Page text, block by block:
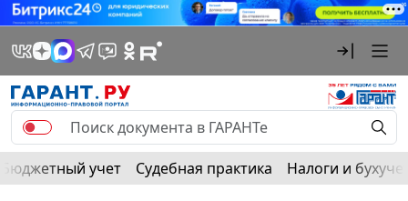
Бюджетный учет Судебная практика Налоги и